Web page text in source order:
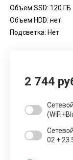
Объем SSD: 120 ГБ
Объем HDD: нет
Подсветка: Нет
2 744
02 +